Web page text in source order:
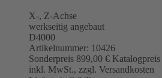
X-, Z-Achse
werkseitig angebaut
D4000
Artikelnummer: 10426
Sonderpreis 899,00 € Katalogpreis
inkl. MwSt., zzgl. Versandkosten